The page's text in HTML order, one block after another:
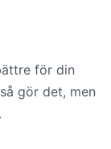
för din
gör det, men